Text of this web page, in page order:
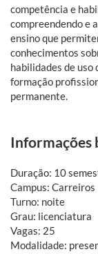
competência e
compreendendo e
ensino que
conhecimentos
habilidades de uso
formação
permanente.
Informações
Duração: 10
Campus: Carreiros
Turno: noite
Grau: licenciatura
Vagas: 25
Modalidade: